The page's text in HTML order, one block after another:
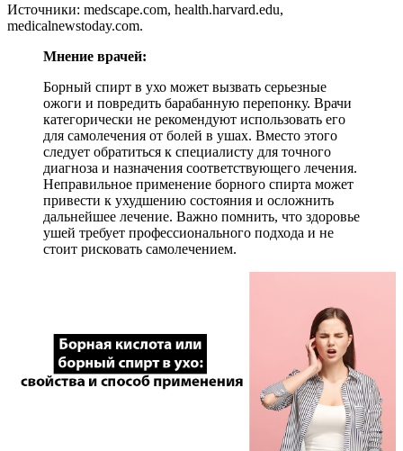
Источники: medscape.com, health.harvard.edu,
medicalnewstoday.com.
Мнение врачей:
Борный спирт в ухо может вызвать серьезные
ожоги и повредить барабанную перепонку. Врачи
категорически не рекомендуют использовать его
для самолечения от болей в ушах. Вместо этого
следует обратиться к специалисту для точного
диагноза и назначения соответствующего лечения.
Неправильное применение борного спирта может
привести к ухудшению состояния и осложнить
дальнейшее лечение. Важно помнить, что здоровье
ушей требует профессионального подхода и не
стоит рисковать самолечением.